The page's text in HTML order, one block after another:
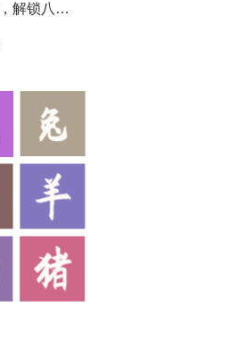
黄历2026年8月黄道吉日查询，解锁八月吉运